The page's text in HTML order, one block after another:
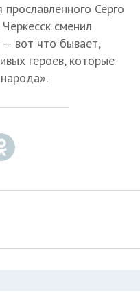
Серго
сменил
— вот что бывает,
героев, которые